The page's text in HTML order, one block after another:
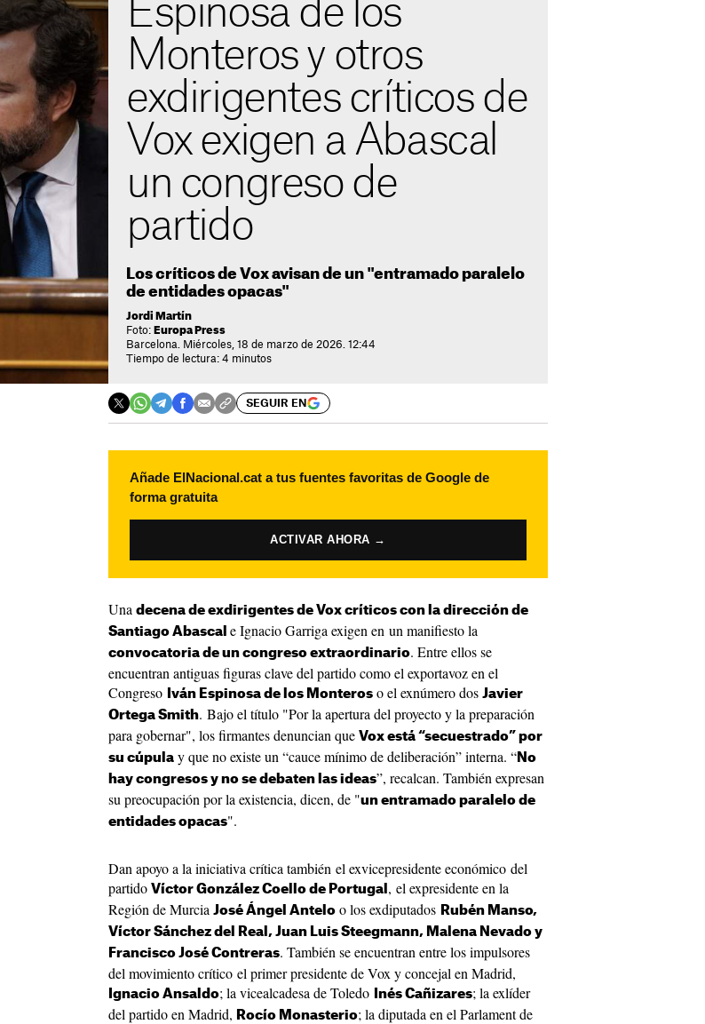
Espinosa de los
Monteros y otros
exdirigentes críticos de
Vox exigen a Abascal
un congreso de
partido
Los críticos de Vox avisan de un "entramado paralelo
de entidades opacas"
Jordi Martín
Foto: Europa Press
Barcelona. Miércoles, 18 de marzo de 2026. 12:44
Tiempo de lectura: 4 minutos
SEGUIR EN
Añade ElNacional.cat a tus fuentes favoritas de Google de
forma gratuita
ACTIVAR AHORA →
Una decena de exdirigentes de Vox críticos con la dirección de
Santiago Abascal e Ignacio Garriga exigen en un manifiesto la
convocatoria de un congreso extraordinario. Entre ellos se
encuentran antiguas figuras clave del partido como el exportavoz en el
Congreso
Iván Espinosa de los Monteros o el exnúmero dos Javier
Ortega Smith. Bajo el título "Por la apertura del proyecto y la preparación
para gobernar", los firmantes denuncian que Vox está “secuestrado” por
su cúpula y que no existe un “cauce mínimo de deliberación” interna. “ No
hay congresos y no se debaten las ideas”, recalcan. También expresan
su preocupación por la existencia, dicen, de "un entramado paralelo de
entidades opacas".
Dan apoyo a la iniciativa crítica también el exvicepresidente económico del
partido Víctor González Coello de Portugal , el expresidente en la
Región de Murcia José Ángel Antelo o los exdiputados Rubén Manso,
Víctor Sánchez del Real, Juan Luis Steegmann, Malena Nevado y
Francisco José Contreras. También se encuentran entre los impulsores
del movimiento crítico el primer presidente de Vox y concejal en Madrid,
Ignacio Ansaldo; la vicealcadesa de Toledo Inés Cañizares; la exlíder
del partido en Madrid, Rocío Monasterio; la diputada en el Parlament de